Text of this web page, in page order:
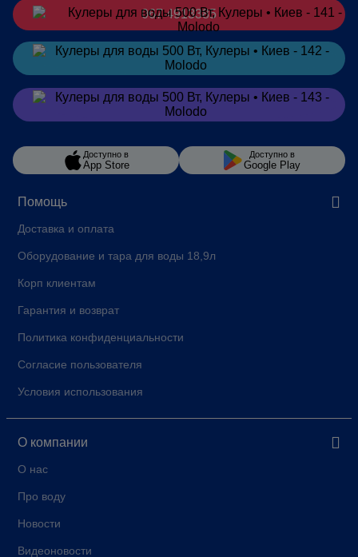
Помощь
Доставка и оплата
Оборудование и тара для воды 18,9л
Корп клиентам
Гарантия и возврат
Политика конфиденциальности
Согласие пользователя
Условия использования
О компании
О нас
Про воду
Новости
Видеоновости
067 4913385
Заказатьв Telegram
Заказать в Viber
Доступно в
App Store
Доступно в
Google Play